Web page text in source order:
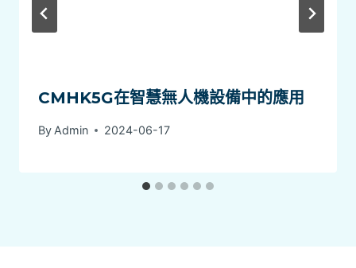
CMHK5G在智慧無人機設備中的應用
By Admin 2024-06-17